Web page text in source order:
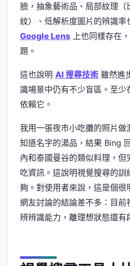
臉，抽象藝術品、局部紋理（
紋）、低解析度圖片的辨識率
Google Lens 上也同樣存在
題。
這也說明 AI 搜尋技術 雖然進
識場景中仍有不少盲區。至少
依賴它。
我用一張夜市小吃攤的照片做
知道名字的湯品，結果 Bing
內和泰國曼谷的類似料理，
吃資訊。這說明視覺搜尋的
夠。對使用者來說，這是個很
網友討論的結論差不多：目前
辨辨識能力，離理想狀態還有